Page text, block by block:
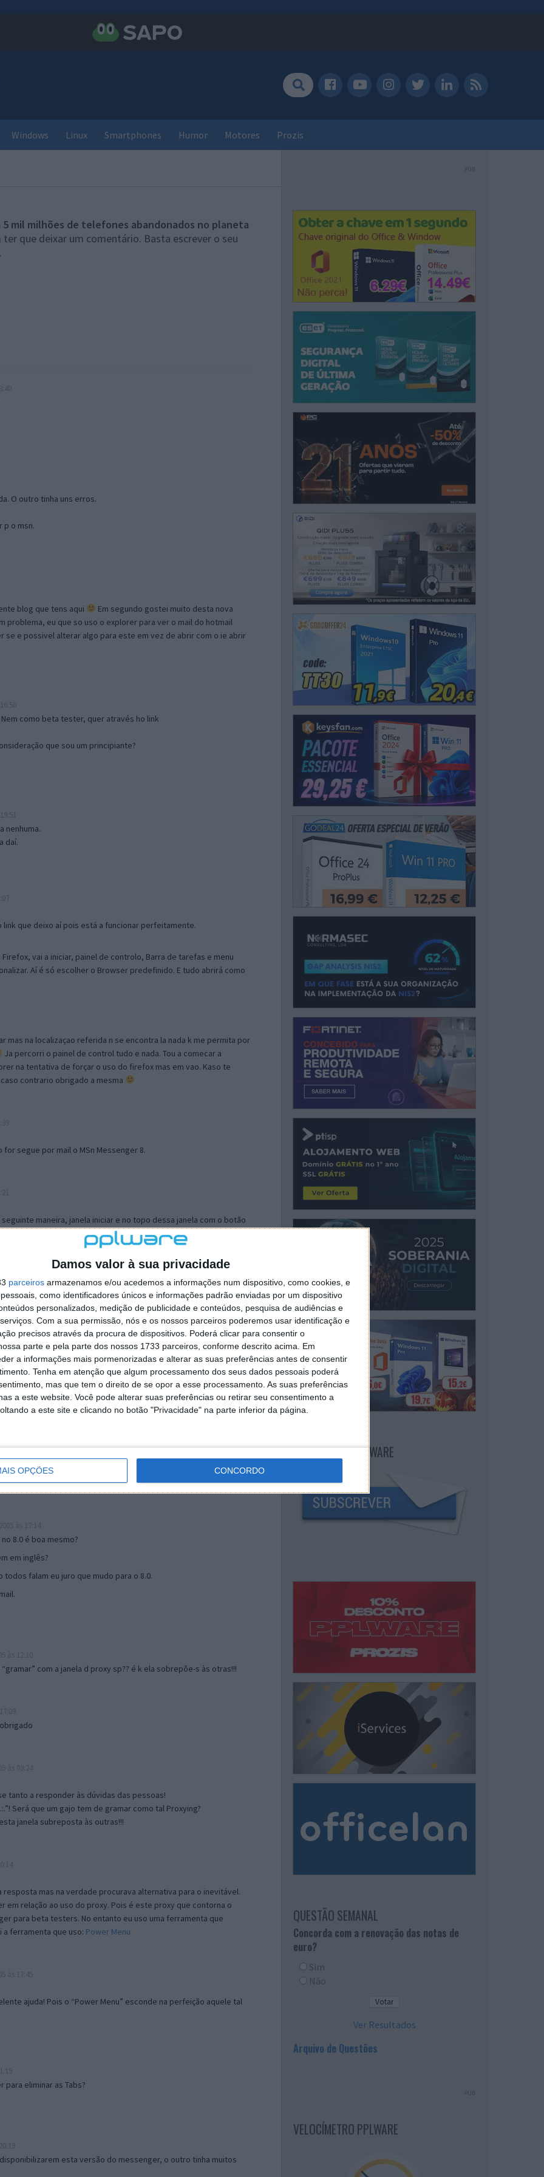
Damos valor à sua privacidade
parceiros armazenamos e/ou acedemos a informações num dispositivo, como cookies, e
como identificadores únicos e informações padrão enviadas por um dispositivo
personalizados, medição de publicidade e conteúdos, pesquisa de audiências e
Com a sua permissão, nós e os nossos parceiros poderemos usar identificação e
precisos através da procura de dispositivos. Poderá clicar para consentir o
parte e pela parte dos nossos 1733 parceiros, conforme descrito acima. Em
a informações mais pormenorizadas e alterar as suas preferências antes de consentir
Tenha em atenção que algum processamento dos seus dados pessoais poderá
mas que tem o direito de se opor a esse processamento. As suas preferências
a este website. Você pode alterar suas preferências ou retirar seu consentimento a
a este site e clicando no botão "Privacidade" na parte inferior da página.
OPÇÕES CONCORDO
Windows Linux Smartphones Humor Motores Prozis
5 mil milhões de telefones abandonados no planeta
ter que deixar um comentário. Basta escrever o seu
O outro tinha uns erros.
p o msn.
blog que tens aqui
Em segundo gostei muito desta nova
problema, eu que so uso o explorer para ver o mail do hotmail
se e possivel alterar algo para este em vez de abrir com o ie abrir
como beta tester, quer através ho link
que sou um principiante?
nenhuma.
daí.
que deixo aí pois está a funcionar perfeitamente.
vai a iniciar, painel de controlo, Barra de tarefas e menu
Aí é só escolher o Browser predefinido. E tudo abrirá como
mas na localizaçao referida n se encontra la nada k me permita por
Ja percorri o painel de control tudo e nada. Tou a comecar a
na tentativa de forçar o uso do firefox mas em vao. Kaso te
contrario obrigado a mesma
for segue por mail o MSn Messenger 8.
maneira, janela iniciar e no topo dessa janela com o botão
separador Menu ‘Iniciar’ clica no botão ‘Personalizar’ aí
escolheres o Browser com que queres navegar e o gestor de
ao teu Firefox e nas ferramentas ou tools escolhes ‘Opções’ ou
e logo perto do fim encontras um local para colocares um visto
é o browser predefinido.
mail algum.
17:00
8.0 é boa mesmo?
em inglês?
falam eu juro que mudo para o 8.0.
com a janela d proxy sp?? é k ela sobrepõe-s às otras!!!
tanto a responder às dúvidas das pessoas!
Será que um gajo tem de gramar como tal Proxying?
janela subreposta às outras!!!
mas na verdade procurava alternativa para o inevitável.
em relação ao uso do proxy. Pois é este proxy que contorna o
para beta testers. No entanto eu uso uma ferramenta que
ferramenta que uso: Power Menu
ajuda! Pois o “Power Menu” esconde na perfeição aquele tal
para eliminar as Tabs?
esta versão do messenger, o outro tinha muitos
PUB
NEWSLETTER PPLWARE
QUESTÃO SEMANAL
Concorda com a renovação das notas de
euro?
Sim
Não
Ver Resultados
Arquivo de Questões
PUB
VELOCÍMETRO PPLWARE